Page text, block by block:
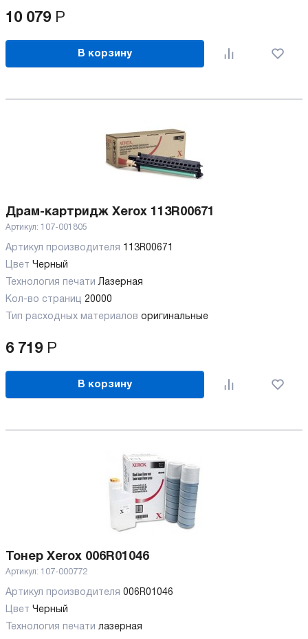
10 079 Р
В корзину
Драм-картридж Xerox 113R00671
Артикул: 107-001805
Артикул производителя
113R00671
Цвет Черный
Технология печатиЛазерная
Кол-во страниц 20000
Тип расходных материалов оригинальные
6 719 Р
В корзину
Тонер Xerox 006R01046
Артикул: 107-000772
Артикул производителя 006R01046
Цвет Черный
Технология печати лазерная